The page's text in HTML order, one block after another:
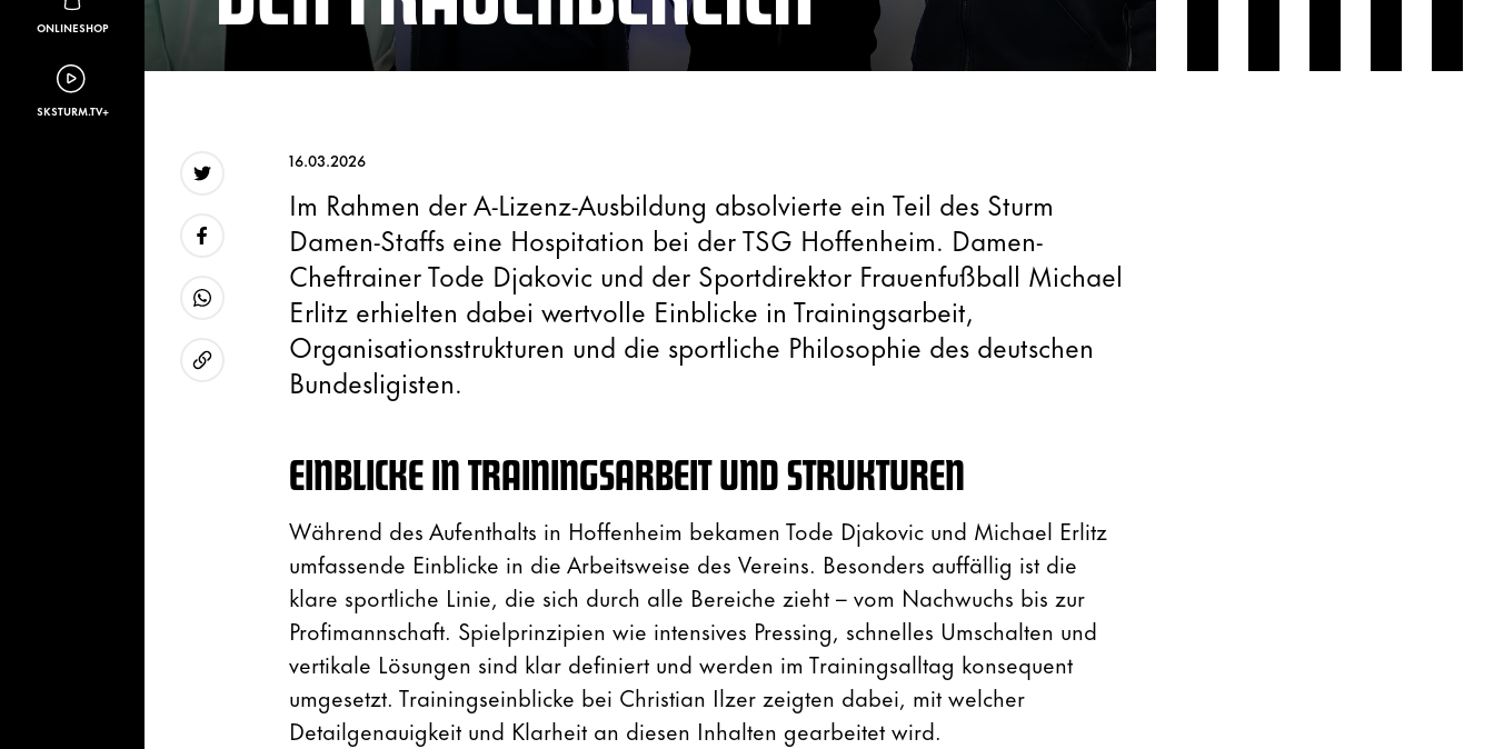
ONLINESHOP
SKSTURM.TV+
URL kopieren
16.03.2026
Im Rahmen der A-Lizenz-Ausbildung absolvierte ein Teil des Sturm
Damen-Staffs eine Hospitation bei der TSG Hoffenheim. Damen-
Cheftrainer Tode Djakovic und der Sportdirektor Frauenfußball Michael
Erlitz erhielten dabei wertvolle Einblicke in Trainingsarbeit,
Organisationsstrukturen und die sportliche Philosophie des deutschen
Bundesligisten.
EINBLICKE IN TRAININGSARBEIT UND STRUKTUREN
Während des Aufenthalts in Hoffenheim bekamen Tode Djakovic und Michael Erlitz
umfassende Einblicke in die Arbeitsweise des Vereins. Besonders auffällig ist die
klare sportliche Linie, die sich durch alle Bereiche zieht – vom Nachwuchs bis zur
Profimannschaft. Spielprinzipien wie intensives Pressing, schnelles Umschalten und
vertikale Lösungen sind klar definiert und werden im Trainingsalltag konsequent
umgesetzt. Trainingseinblicke bei Christian Ilzer zeigten dabei, mit welcher
Detailgenauigkeit und Klarheit an diesen Inhalten gearbeitet wird.